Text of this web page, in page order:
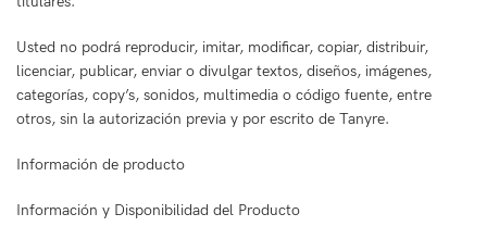
Usted no podrá reproducir, imitar, modificar, copiar, distribuir,
licenciar, publicar, enviar o divulgar textos, diseños, imágenes,
categorías, copy’s, sonidos, multimedia o código fuente, entre
otros, sin la autorización previa y por escrito de Tanyre.
Información de producto
Información y Disponibilidad del Producto